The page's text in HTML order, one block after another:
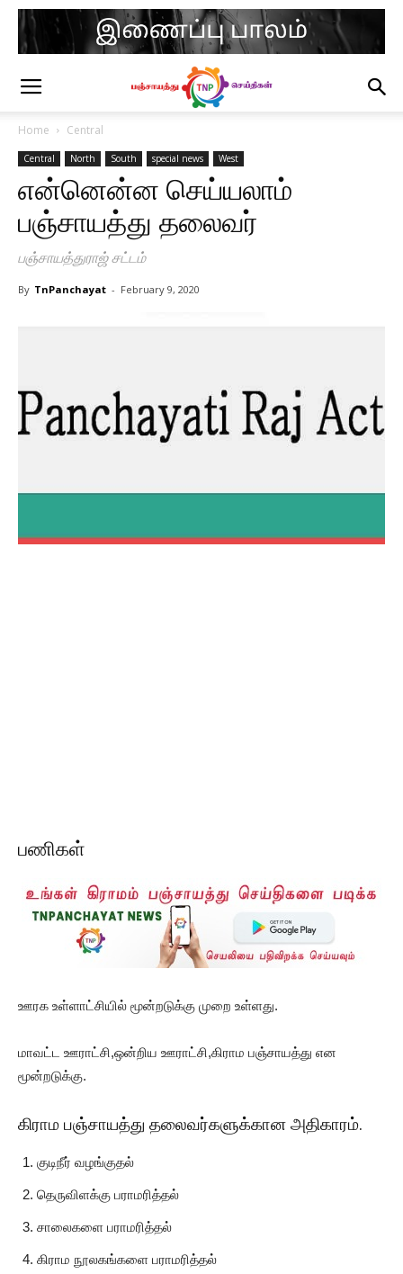
Home Central
Central North South special news West
என்னென்ன செய்யலாம்
பஞ்சாயத்து தலைவர்
பஞ்சாயத்துராஜ் சட்டம்
By TnPanchayat - February 9, 2020
பணிகள்
ஊரக உள்ளாட்சியில் மூன்றடுக்கு முறை உள்ளது.
மாவட்ட ஊராட்சி,ஒன்றிய ஊராட்சி,கிராம பஞ்சாயத்து என
மூன்றடுக்கு.
கிராம பஞ்சாயத்து தலைவர்களுக்கான அதிகாரம்.
குடிநீர் வழங்குதல்
தெருவிளக்கு பராமரித்தல்
சாலைகளை பராமரித்தல்
கிராம நூலகங்களை பராமரித்தல்